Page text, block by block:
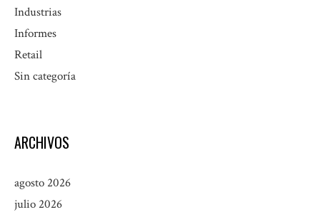
Industrias
Informes
Retail
Sin categoría
ARCHIVOS
agosto 2026
julio 2026